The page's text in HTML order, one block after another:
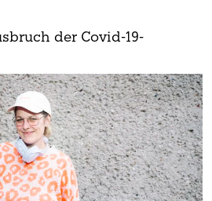
der Covid-19-